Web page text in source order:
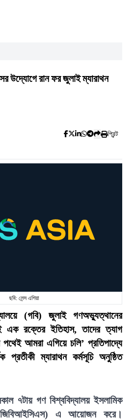
উদ্যোগে রান ফর জুলাই ম্যারাথন
প্রিন্ট
ছবি: লেন্স এশিয়া
(গবি) জুলাই গণঅভ্যুত্থানের
এক রক্তের ইতিহাস, তাদের ত্যাগ
পথেই আমরা এগিয়ে চলি’ প্রতিপাদ্যে
প্রতীকী ম্যারাথন কর্মসূচি অনুষ্ঠিত
৭টায় গণ বিশ্ববিদ্যালয় ইসলামিক
(জিবিআইসিএস) এ আয়োজন করে।